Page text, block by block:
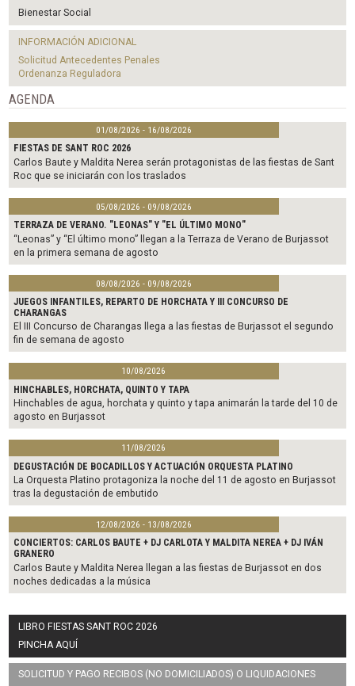
b
o
o
t
e
r
l
Bienestar Social
INFORMACIÓN ADICIONAL
Solicitud Antecedentes Penales
Ordenanza Reguladora
AGENDA
01/08/2026 - 16/08/2026
FIESTAS DE SANT ROC 2026
Carlos Baute y Maldita Nerea serán protagonistas de las fiestas de Sant
Roc que se iniciarán con los traslados
05/08/2026 - 09/08/2026
TERRAZA DE VERANO. "LEONAS" Y "EL ÚLTIMO MONO"
“Leonas” y “El último mono” llegan a la Terraza de Verano de Burjassot
en la primera semana de agosto
08/08/2026 - 09/08/2026
JUEGOS INFANTILES, REPARTO DE HORCHATA Y III CONCURSO DE
CHARANGAS
El III Concurso de Charangas llega a las fiestas de Burjassot el segundo
fin de semana de agosto
10/08/2026
HINCHABLES, HORCHATA, QUINTO Y TAPA
Hinchables de agua, horchata y quinto y tapa animarán la tarde del 10 de
agosto en Burjassot
11/08/2026
DEGUSTACIÓN DE BOCADILLOS Y ACTUACIÓN ORQUESTA PLATINO
La Orquesta Platino protagoniza la noche del 11 de agosto en Burjassot
tras la degustación de embutido
12/08/2026 - 13/08/2026
CONCIERTOS: CARLOS BAUTE + DJ CARLOTA Y MALDITA NEREA + DJ IVÁN
GRANERO
Carlos Baute y Maldita Nerea llegan a las fiestas de Burjassot en dos
noches dedicadas a la música
LIBRO FIESTAS SANT ROC 2026
PINCHA AQUÍ
SOLICITUD Y PAGO RECIBOS (NO DOMICILIADOS) O LIQUIDACIONES